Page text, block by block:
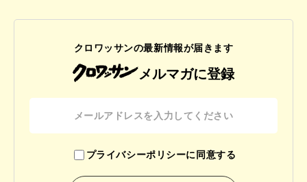
クロワッサンの最新情報が届きます
メルマガに登録
プライバシーポリシーに同意する